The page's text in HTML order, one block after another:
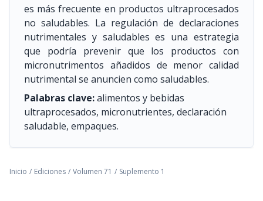
es más frecuente en productos ultraprocesados
no saludables. La regulación de declaraciones
nutrimentales y saludables es una estrategia
que podría prevenir que los productos con
micronutrimentos añadidos de menor calidad
nutrimental se anuncien como saludables.
Palabras clave:alimentos y bebidas
ultraprocesados, micronutrientes, declaración
saludable, empaques.
Inicio / Ediciones / Volumen 71 / Suplemento 1